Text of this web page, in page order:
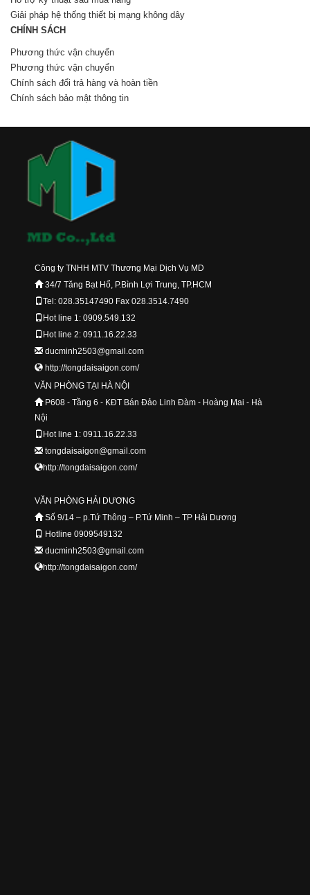
Giải pháp hệ thống thiết bị mạng không dây
CHÍNH SÁCH
Phương thức vận chuyển
Phương thức vận chuyển
Chính sách đổi trả hàng và hoàn tiền
Chính sách bảo mật thông tin
Công ty TNHH MTV Thương Mại Dịch Vụ MD
34/7 Tăng Bạt Hổ, P.Bình Lợi Trung, TP.HCM
Tel: 028.35147490 Fax 028.3514.7490
Hot line 1: 0909.549.132
Hot line 2: 0911.16.22.33
ducminh2503@gmail.com
http://tongdaisaigon.com/
VĂN PHÒNG TẠI HÀ NỘI
P608 - Tầng 6 - KĐT Bán Đảo Linh Đàm - Hoàng Mai - Hà
Nội
Hot line 1: 0911.16.22.33
tongdaisaigon@gmail.com
http://tongdaisaigon.com/
VĂN PHÒNG HẢI DƯƠNG
Số 9/14 – p.Tứ Thông – P.Tứ Minh – TP Hải Dương
Hotline 0909549132
ducminh2503@gmail.com
http://tongdaisaigon.com/